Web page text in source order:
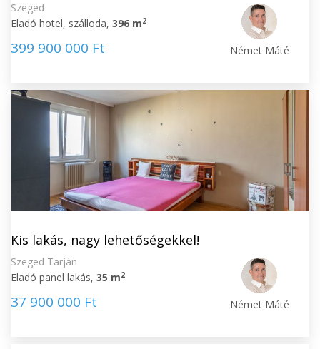
Szeged
Eladó hotel, szálloda, 396 m2
399 900 000 Ft Német Máté
Kis lakás, nagy lehetőségekkel!
Szeged Tarján
Eladó panel lakás, 35 m2
37 900 000 Ft Német Máté